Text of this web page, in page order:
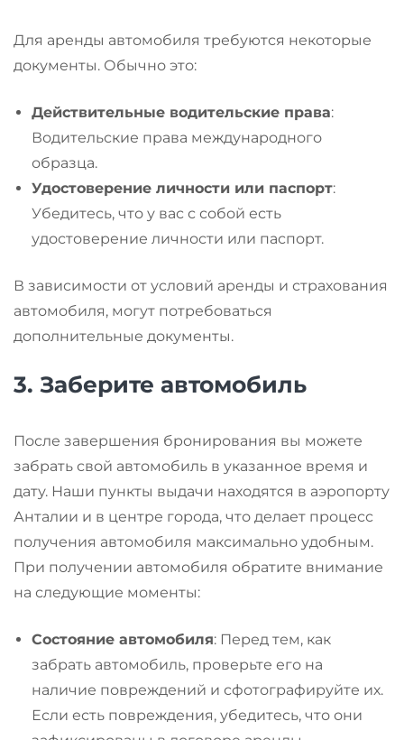
Для аренды автомобиля требуются некоторые
документы. Обычно это:
Действительные водительские права:
Водительские права международного
образца.
Удостоверение личности или паспорт:
Убедитесь, что у вас с собой есть
удостоверение личности или паспорт.
В зависимости от условий аренды и страхования
автомобиля, могут потребоваться
дополнительные документы.
3. Заберите автомобиль
После завершения бронирования вы можете
забрать свой автомобиль в указанное время и
дату. Наши пункты выдачи находятся в аэропорту
Анталии и в центре города, что делает процесс
получения автомобиля максимально удобным.
При получении автомобиля обратите внимание
на следующие моменты:
Состояние автомобиля: Перед тем, как
забрать автомобиль, проверьте его на
наличие повреждений и сфотографируйте их.
Если есть повреждения, убедитесь, что они